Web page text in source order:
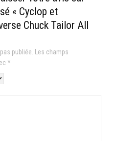
« Cyclop et
Chuck Tailor All
publiée.
Les champs
*